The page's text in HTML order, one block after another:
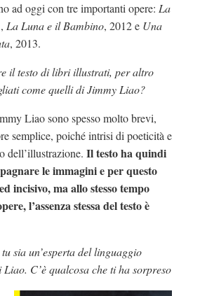
ad oggi con tre importanti opere: La
La Luna e il Bambino, 2012 e Una
, 2013.
il testo di libri illustrati, per altro
come quelli di Jimmy Liao?
Liao sono spesso molto brevi,
semplice, poiché intrisi di poeticità e
dell’illustrazione. Il testo ha quindi
le immagini e per questo
incisivo, ma allo stesso tempo
l’assenza stessa del testo è
sia un’esperta del linguaggio
C’è qualcosa che ti ha sorpreso